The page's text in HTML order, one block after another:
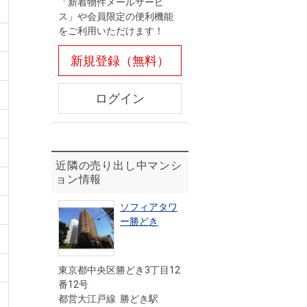
ス」や会員限定の便利機能
をご利用いただけます！
新規登録（無料）
ログイン
近隣の売り出し中マンシ
ョン情報
ソフィアタワ
ー勝どき
東京都中央区勝どき3丁目12
番12号
都営大江戸線 勝どき駅